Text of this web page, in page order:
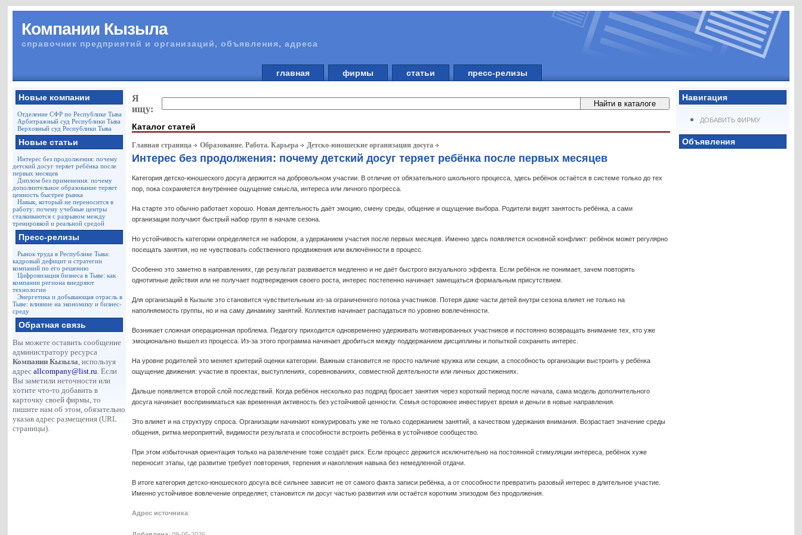
Компании Кызыла
справочник предприятий и организаций, объявления, адреса
главная фирмы статьи пресс-релизы
Новые компании
Отделение СФР по Республике Тыва
Арбитражный суд Республики Тыва
Верховный суд Республики Тыва
Новые статьи
Интерес без продолжения: почему
детский досуг теряет ребёнка после
первых месяцев
Диплом без применения: почему
дополнительное образование теряет
ценность быстрее рынка
Навык, который не переносится в
работу: почему учебные центры
сталкиваются с разрывом между
тренировкой и реальной средой
Пресс-релизы
Рынок труда в Республике Тыва:
кадровый дефицит и стратегии
компаний по его решению
Цифровизация бизнеса в Тыве: как
компании региона внедряют
технологии
Энергетика и добывающая отрасль в
Тыве: влияние на экономику и бизнес-
среду
Обратная связь
Вы можете оставить сообщение
администратору ресурса
Компании Кызыла, используя
адресallcompany@list.ru. Если
Вы заметили неточности или
хотите что-то добавить в
карточку своей фирмы, то
пишите нам об этом, обязательно
указав адрес размещения (URL
страницы).
Навигация
ДОБАВИТЬ ФИРМУ
Объявления
Я
ищу:
Каталог статей
Главная страница Образование. Работа. Карьера Детско-юношеские организации досуга
Интерес без продолжения: почему детский досуг теряет ребёнка после первых месяцев
Категория детско-юношеского досуга держится на добровольном участии. В отличие от обязательного школьного процесса, здесь ребёнок остаётся в системе только до тех
пор, пока сохраняется внутреннее ощущение смысла, интереса или личного прогресса.
На старте это обычно работает хорошо. Новая деятельность даёт эмоцию, смену среды, общение и ощущение выбора. Родители видят занятость ребёнка, а сами
организации получают быстрый набор групп в начале сезона.
Но устойчивость категории определяется не набором, а удержанием участия после первых месяцев. Именно здесь появляется основной конфликт: ребёнок может регулярно
посещать занятия, но не чувствовать собственного продвижения или включённости в процесс.
Особенно это заметно в направлениях, где результат развивается медленно и не даёт быстрого визуального эффекта. Если ребёнок не понимает, зачем повторять
однотипные действия или не получает подтверждения своего роста, интерес постепенно начинает замещаться формальным присутствием.
Для организаций в Кызыле это становится чувствительным из-за ограниченного потока участников. Потеря даже части детей внутри сезона влияет не только на
наполняемость группы, но и на саму динамику занятий. Коллектив начинает распадаться по уровню вовлечённости.
Возникает сложная операционная проблема. Педагогу приходится одновременно удерживать мотивированных участников и постоянно возвращать внимание тех, кто уже
эмоционально вышел из процесса. Из-за этого программа начинает дробиться между поддержанием дисциплины и попыткой сохранить интерес.
На уровне родителей это меняет критерий оценки категории. Важным становится не просто наличие кружка или секции, а способность организации выстроить у ребёнка
ощущение движения: участие в проектах, выступлениях, соревнованиях, совместной деятельности или личных достижениях.
Дальше появляется второй слой последствий. Когда ребёнок несколько раз подряд бросает занятия через короткий период после начала, сама модель дополнительного
досуга начинает восприниматься как временная активность без устойчивой ценности. Семья осторожнее инвестирует время и деньги в новые направления.
Это влияет и на структуру спроса. Организации начинают конкурировать уже не только содержанием занятий, а качеством удержания внимания. Возрастает значение среды
общения, ритма мероприятий, видимости результата и способности встроить ребёнка в устойчивое сообщество.
При этом избыточная ориентация только на развлечение тоже создаёт риск. Если процесс держится исключительно на постоянной стимуляции интереса, ребёнок хуже
переносит этапы, где развитие требует повторения, терпения и накопления навыка без немедленной отдачи.
В итоге категория детско-юношеского досуга всё сильнее зависит не от самого факта записи ребёнка, а от способности превратить разовый интерес в длительное участие.
Именно устойчивое вовлечение определяет, становится ли досуг частью развития или остаётся коротким эпизодом без продолжения.
Адрес источника: